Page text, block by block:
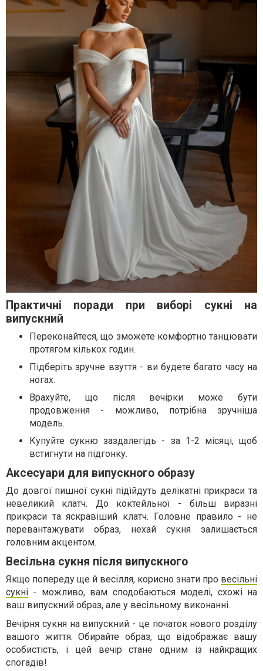
Практичні поради при виборі сукні на
випускний
Переконайтеся, що зможете комфортно танцювати
протягом кількох годин.
Підберіть зручне взуття - ви будете багато часу на
ногах.
Врахуйте, що після вечірки може бути
продовження - можливо, потрібна зручніша
модель.
Купуйте сукню заздалегідь - за 1-2 місяці, щоб
встигнути на підгонку.
Аксесуари для випускного образу
До довгої пишної сукні підійдуть делікатні прикраси та
невеликий клатч. До коктейльної - більш виразні
прикраси та яскравіший клатч. Головне правило - не
перевантажувати образ, нехай сукня залишається
головним акцентом.
Весільна сукня після випускного
Якщо попереду ще й весілля, корисно знати про весільні
сукні - можливо, вам сподобаються моделі, схожі на
ваш випускний образ, але у весільному виконанні.
Вечірня сукня на випускний - це початок нового розділу
вашого життя. Обирайте образ, що відображає вашу
особистість, і цей вечір стане одним із найкращих
спогадів!